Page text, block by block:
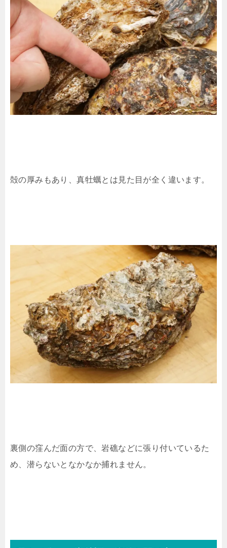
殻の厚みもあり、真牡蠣とは見た目が全く違います。
裏側の窪んだ面の方で、岩礁などに張り付いているた
め、潜らないとなかなか捕れません。